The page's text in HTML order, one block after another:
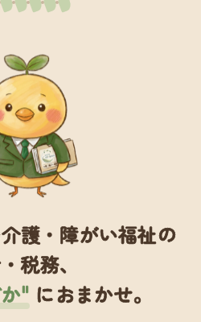
護・障がい福祉の
税務、
" におまかせ。